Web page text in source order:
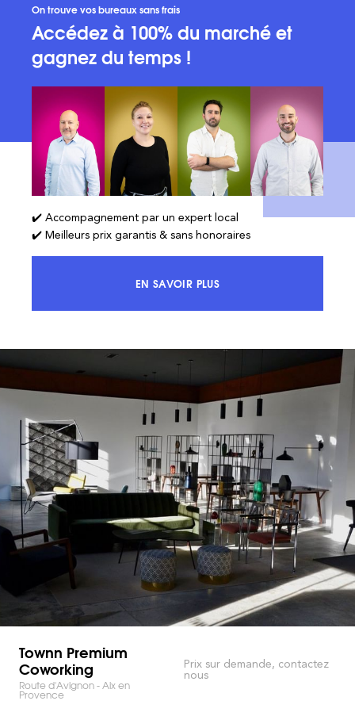
On trouve vos bureaux sans frais
Accédez à 100% du marché et
gagnez du temps !
✔️ Accompagnement par un expert local
✔️ Meilleurs prix garantis & sans honoraires
EN SAVOIR PLUSACCÉDEZ À 100% DU MARCHÉ ET
Townn Premium
Coworking
Route d'Avignon - Aix en
Provence
Prix sur demande, contactez
nous